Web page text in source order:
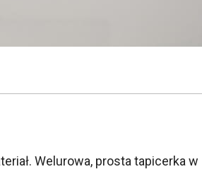
Welurowa, prosta tapicerka w